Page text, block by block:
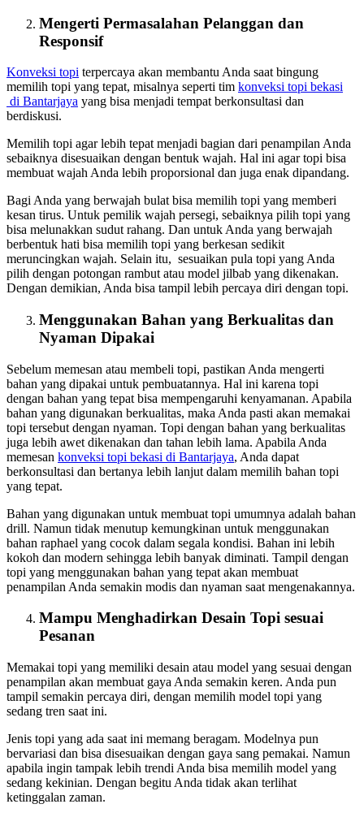
Mengerti Permasalahan Pelanggan dan
Responsif
Konveksi topi terpercaya akan membantu Anda saat bingung
memilih topi yang tepat, misalnya seperti tim konveksi topi bekasi
di Bantarjaya yang bisa menjadi tempat berkonsultasi dan
berdiskusi.
Memilih topi agar lebih tepat menjadi bagian dari penampilan Anda
sebaiknya disesuaikan dengan bentuk wajah. Hal ini agar topi bisa
membuat wajah Anda lebih proporsional dan juga enak dipandang.
Bagi Anda yang berwajah bulat bisa memilih topi yang memberi
kesan tirus. Untuk pemilik wajah persegi, sebaiknya pilih topi yang
bisa melunakkan sudut rahang. Dan untuk Anda yang berwajah
berbentuk hati bisa memilih topi yang berkesan sedikit
meruncingkan wajah. Selain itu, sesuaikan pula topi yang Anda
pilih dengan potongan rambut atau model jilbab yang dikenakan.
Dengan demikian, Anda bisa tampil lebih percaya diri dengan topi.
Menggunakan Bahan yang Berkualitas dan
Nyaman Dipakai
Sebelum memesan atau membeli topi, pastikan Anda mengerti
bahan yang dipakai untuk pembuatannya. Hal ini karena topi
dengan bahan yang tepat bisa mempengaruhi kenyamanan. Apabila
bahan yang digunakan berkualitas, maka Anda pasti akan memakai
topi tersebut dengan nyaman. Topi dengan bahan yang berkualitas
juga lebih awet dikenakan dan tahan lebih lama. Apabila Anda
memesan konveksi topi bekasi di Bantarjaya, Anda dapat
berkonsultasi dan bertanya lebih lanjut dalam memilih bahan topi
yang tepat.
Bahan yang digunakan untuk membuat topi umumnya adalah bahan
drill. Namun tidak menutup kemungkinan untuk menggunakan
bahan raphael yang cocok dalam segala kondisi. Bahan ini lebih
kokoh dan modern sehingga lebih banyak diminati. Tampil dengan
topi yang menggunakan bahan yang tepat akan membuat
penampilan Anda semakin modis dan nyaman saat mengenakannya.
Mampu Menghadirkan Desain Topi sesuai
Pesanan
Memakai topi yang memiliki desain atau model yang sesuai dengan
penampilan akan membuat gaya Anda semakin keren. Anda pun
tampil semakin percaya diri, dengan memilih model topi yang
sedang tren saat ini.
Jenis topi yang ada saat ini memang beragam. Modelnya pun
bervariasi dan bisa disesuaikan dengan gaya sang pemakai. Namun
apabila ingin tampak lebih trendi Anda bisa memilih model yang
sedang kekinian. Dengan begitu Anda tidak akan terlihat
ketinggalan zaman.